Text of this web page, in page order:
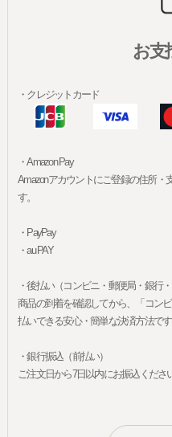
お支
・クレジットカード
・Amazon Pay
Amazonアカウントにご登録の住所・
す。
・PayPay
・au PAY
・後払い（コンビニ・郵便局・銀行・
商品の到着を確認してから、「コン
払いできる安心・簡単な決済方法で
・銀行振込（前払い）
ご注文日から7日以内にお振込くださ